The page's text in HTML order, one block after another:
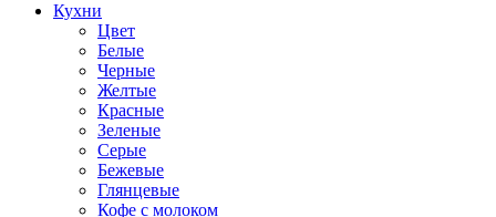
Кухни
Цвет
Белые
Черные
Желтые
Красные
Зеленые
Серые
Бежевые
Глянцевые
Кофе с молоком